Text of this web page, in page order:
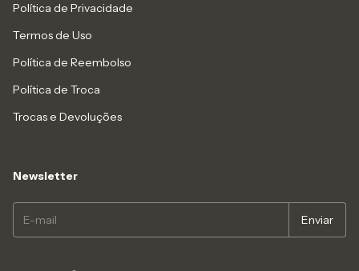
Política de Privacidade
Termos de Uso
Política de Reembolso
Política de Troca
Trocas e Devoluções
Newsletter